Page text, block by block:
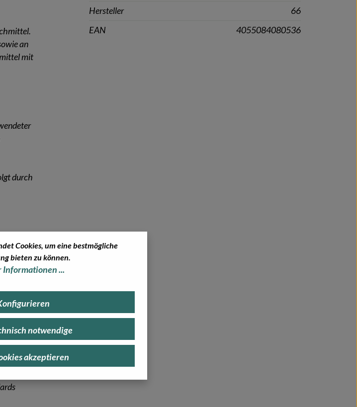
an
mit
durch
wo
In
ist
Hersteller
66
EAN
4055084080536
Cookies, um eine bestmögliche
bieten zu können.
Informationen ...
akzeptieren
notwendige